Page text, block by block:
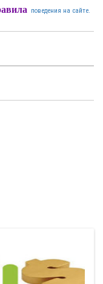
поведения на сайте.